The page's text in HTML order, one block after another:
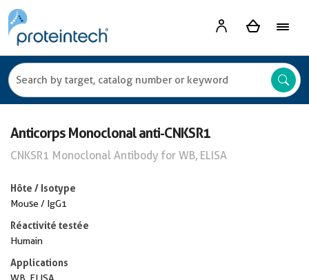
Anticorps Monoclonal anti-CNKSR1
CNKSR1 Monoclonal Antibody for WB, ELISA
Hôte / Isotype
Mouse / IgG1
Réactivité testée
Humain
Applications